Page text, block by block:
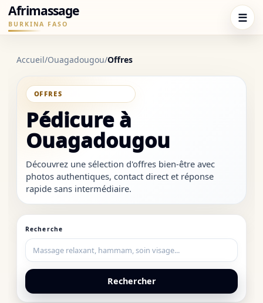
Afrimassage
BURKINA FASO ☰
Accueil/Ouagadougou/Offres
Pédicure à
Ouagadougou
Découvrez une sélection d'offres bien-être avec
photos authentiques, contact direct et réponse
rapide sans intermédiaire.
Recherche
Rechercher